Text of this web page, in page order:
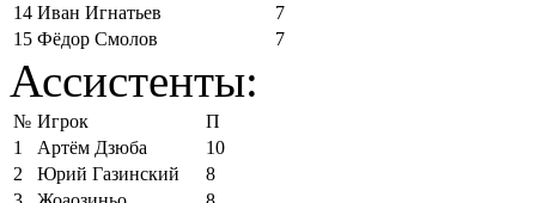
14 Иван Игнатьев
7
15 Фёдор Смолов 7
Ассистенты:
№ Игрок
П
1
Артём Дзюба
10
2
Юрий Газинский
8